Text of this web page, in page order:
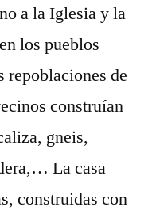
a la Iglesia y la
los pueblos
repoblaciones de
construían
gneis,
La casa
construidas con